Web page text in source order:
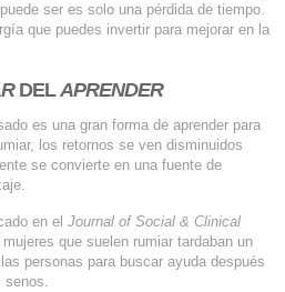
ser es solo una pérdida de tiempo.
que puedes invertir para mejorar en la
DELAPRENDER
es una gran forma de aprender para
los retornos se ven disminuidos
se convierte en una fuente de
en el Journal of Social & Clinical
que suelen rumiar tardaban un
personas para buscar ayuda después
senos.